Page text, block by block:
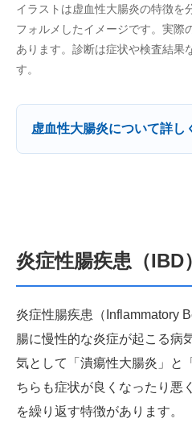
イラストは虚血性大腸炎の特徴を
フォルメしたイメージです。実際
あります。診断は症状や検査結果
す。
虚血性大腸炎について詳し
炎症性腸疾患（IBD）
炎症性腸疾患（Inflammatory
腸に慢性的な炎症が起こる病
気として「潰瘍性大腸炎」と
ちらも症状が良くなったり悪
を繰り返す特徴があります。